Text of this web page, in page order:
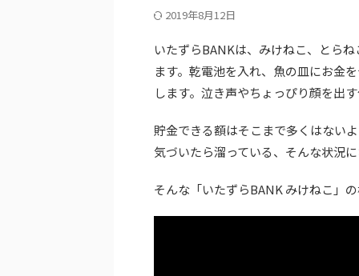
2019年8月12日
いたずらBANKは、みけねこ、とら
ます。乾電池を入れ、魚の皿にお金
します。泣き声やちょっぴり顔を出
貯金できる額はそこまで多くはない
気づいたら溜っている、そんな状況に
そんな「いたずらBANK みけねこ」の